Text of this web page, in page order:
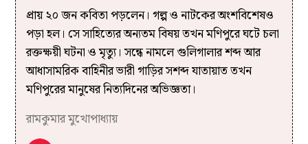
প্রায় ২০ জন কবিতা পড়লেন। গল্প ও নাটকের অংশবিশেষও
পড়া হল। সে সাহিত্যের অন্যতম বিষয় তখন মণিপুরে ঘটে চলা
রক্তক্ষয়ী ঘটনা ও মৃত্যু। সন্ধে নামলে গুলিগালার শব্দ আর
আধাসামরিক বাহিনীর ভারী গাড়ির সশব্দ যাতায়াত তখন
মণিপুরের মানুষের নিত্যদিনের অভিজ্ঞতা।
রামকুমার মুখোপাধ্যায়